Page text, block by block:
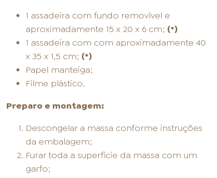
1 assadeira com fundo removível e
aproximadamente 15 x 20 x 6 cm; (*)
1 assadeira com com aproximadamente 40
x 35 x 1,5 cm; (*)
Papel manteiga;
Filme plástico.
Preparo e montagem:
Descongelar a massa conforme instruções
da embalagem;
Furar toda a superfície da massa com um
garfo;